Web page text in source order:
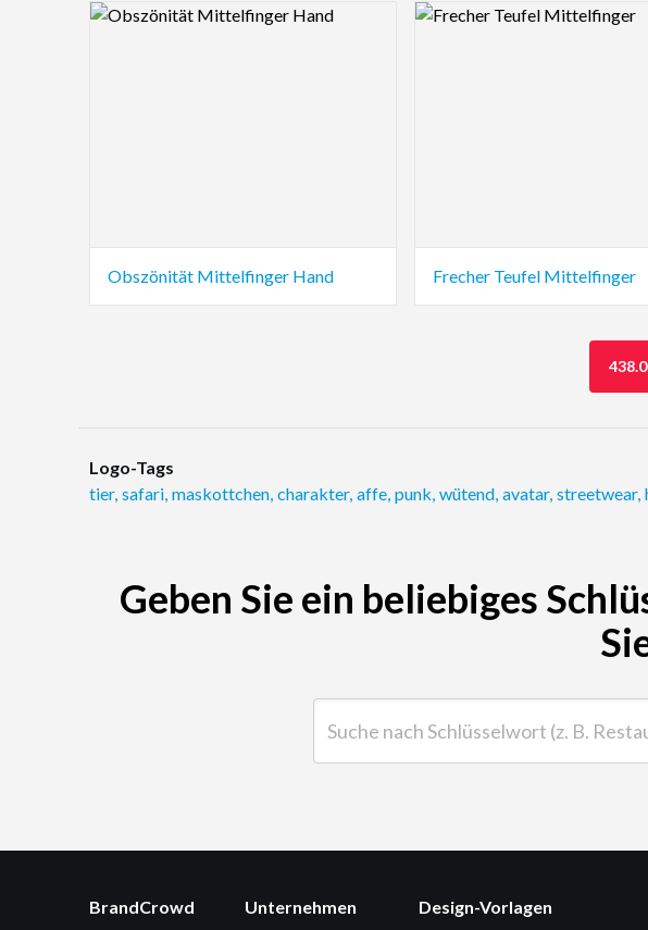
Logo Preview Image
Obszönität Mittelfinger Hand
Logo Preview Image
Frecher Teufel Mittelfinger
Logo-Tags
tier, safari, maskottchen, charakter, affe, punk, wütend, avatar, streetwear,
Geben Sie ein beliebiges
BrandCrowd Unternehmen Design-Vorlagen